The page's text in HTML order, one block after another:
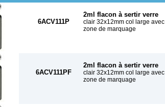
6ACV111P
2ml flacon à sertir verre
clair 32x12mm col large avec
zone de marquage
6ACV111PF
2ml flacon à sertir verre
clair 32x12mm col large avec
zone de marquage